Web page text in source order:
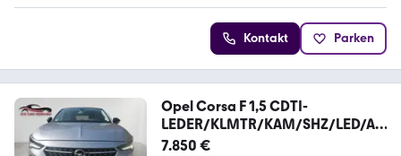
Kontakt Parken
Opel Corsa F 1,5 CDTI-
LEDER/KLMTR/KAM/SHZ/LED/AL
U
7.850 €